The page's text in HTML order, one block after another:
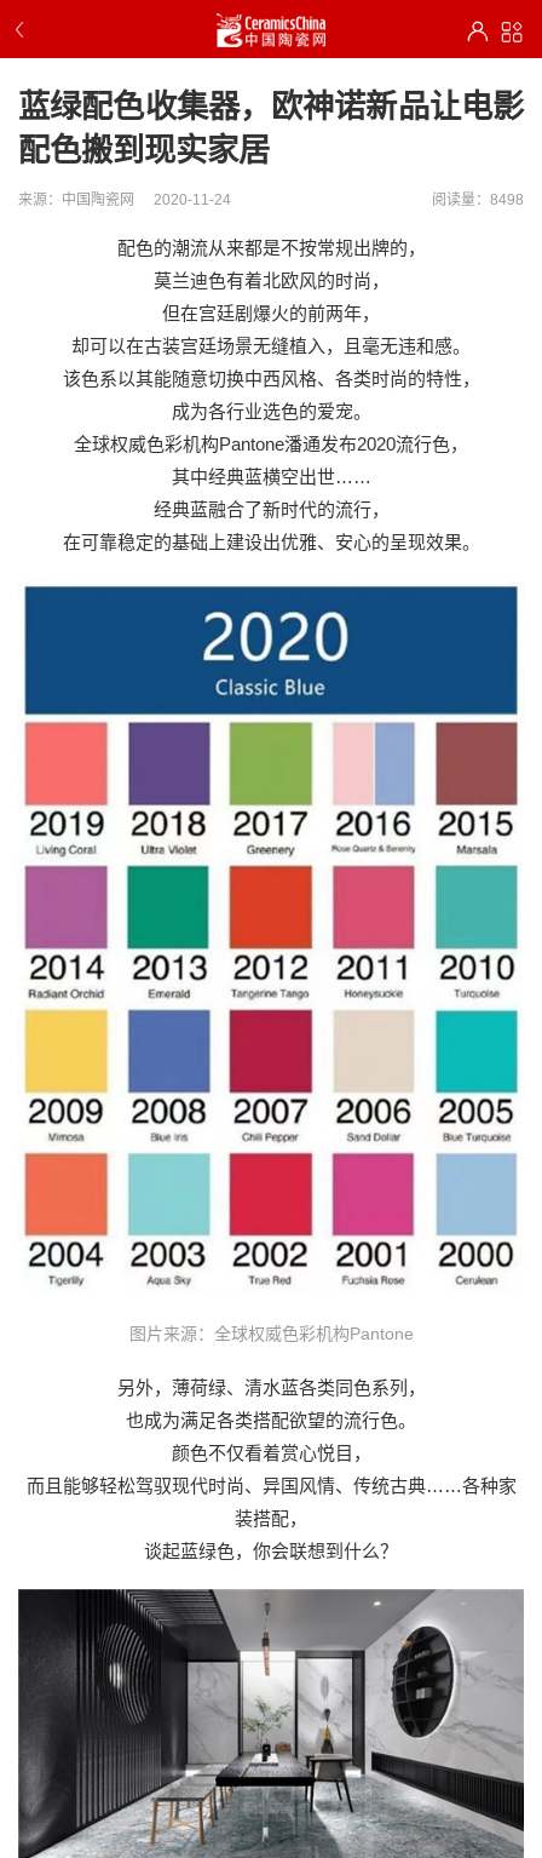
蓝绿配色收集器，欧神诺新品让电影
配色搬到现实家居
来源：中国陶瓷网 2020-11-24 阅读量：8498
配色的潮流从来都是不按常规出牌的，
莫兰迪色有着北欧风的时尚，
但在宫廷剧爆火的前两年，
却可以在古装宫廷场景无缝植入，且毫无违和感。
该色系以其能随意切换中西风格、各类时尚的特性，
成为各行业选色的爱宠。
全球权威色彩机构Pantone潘通发布2020流行色，
其中经典蓝横空出世……
经典蓝融合了新时代的流行，
在可靠稳定的基础上建设出优雅、安心的呈现效果。
图片来源：全球权威色彩机构Pantone
另外，薄荷绿、清水蓝各类同色系列，
也成为满足各类搭配欲望的流行色。
颜色不仅看着赏心悦目，
而且能够轻松驾驭现代时尚、异国风情、传统古典……各种家
装搭配，
谈起蓝绿色，你会联想到什么？